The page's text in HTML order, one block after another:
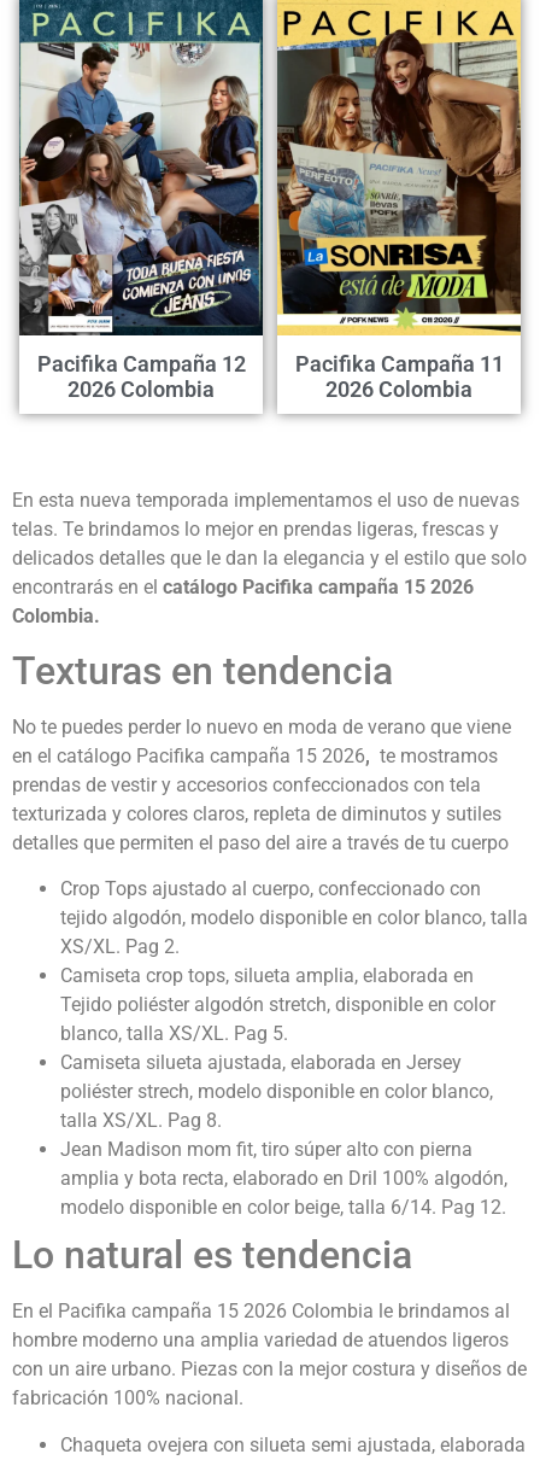
Pacifika Campaña 12
2026 Colombia
Pacifika Campaña 11
2026 Colombia
En esta nueva temporada implementamos el uso de nuevas
telas. Te brindamos lo mejor en prendas ligeras, frescas y
delicados detalles que le dan la elegancia y el estilo que solo
encontrarás en el catálogo Pacifika campaña 15 2026
Colombia.
Texturas en tendencia
No te puedes perder lo nuevo en moda de verano que viene
en el catálogo Pacifika campaña 15 2026, te mostramos
prendas de vestir y accesorios confeccionados con tela
texturizada y colores claros, repleta de diminutos y sutiles
detalles que permiten el paso del aire a través de tu cuerpo
Crop Tops ajustado al cuerpo, confeccionado con
tejido algodón, modelo disponible en color blanco, talla
XS/XL. Pag 2.
Camiseta crop tops, silueta amplia, elaborada en
Tejido poliéster algodón stretch, disponible en color
blanco, talla XS/XL. Pag 5.
Camiseta silueta ajustada, elaborada en Jersey
poliéster strech, modelo disponible en color blanco,
talla XS/XL. Pag 8.
Jean Madison mom fit, tiro súper alto con pierna
amplia y bota recta, elaborado en Dril 100% algodón,
modelo disponible en color beige, talla 6/14. Pag 12.
Lo natural es tendencia
En el Pacifika campaña 15 2026 Colombia le brindamos al
hombre moderno una amplia variedad de atuendos ligeros
con un aire urbano. Piezas con la mejor costura y diseños de
fabricación 100% nacional.
Chaqueta ovejera con silueta semi ajustada, elaborada